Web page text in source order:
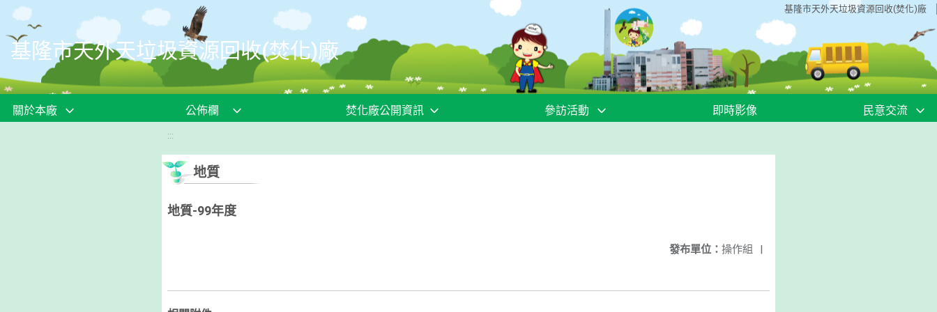
移至網頁之主要內容區位置 基隆市天外天垃圾資源回收(焚化)廠
基隆市天外天垃圾資源回收(焚化)廠
關於本廠 公佈欄 焚化廠公開資訊 參訪活動 即時影像 民意交流
:::
地質
地質-99年度
發布單位： 操作組 |